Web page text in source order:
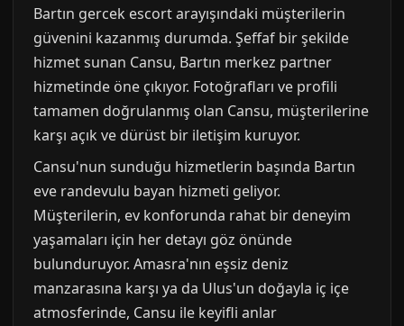
Bartın gercek escort arayışındaki müşterilerin
güvenini kazanmış durumda. Şeffaf bir şekilde
hizmet sunan Cansu, Bartın merkez partner
hizmetinde öne çıkıyor. Fotoğrafları ve profili
tamamen doğrulanmış olan Cansu, müşterilerine
karşı açık ve dürüst bir iletişim kuruyor.
Cansu'nun sunduğu hizmetlerin başında Bartın
eve randevulu bayan hizmeti geliyor.
Müşterilerin, ev konforunda rahat bir deneyim
yaşamaları için her detayı göz önünde
bulunduruyor. Amasra'nın eşsiz deniz
manzarasına karşı ya da Ulus'un doğayla iç içe
atmosferinde, Cansu ile keyifli anlar